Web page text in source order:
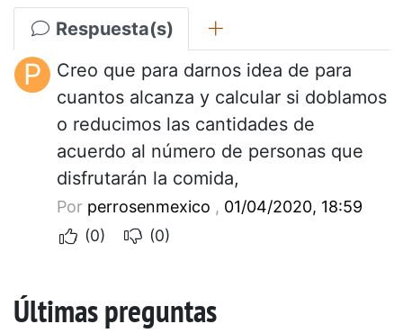
Respuesta(s)
P
Creo que para darnos idea de para
cuantos alcanza y calcular si doblamos
o reducimos las cantidades de
acuerdo al número de personas que
disfrutarán la comida,
Por perrosenmexico , 01/04/2020, 18:59
(0)
(0)
Últimas preguntas